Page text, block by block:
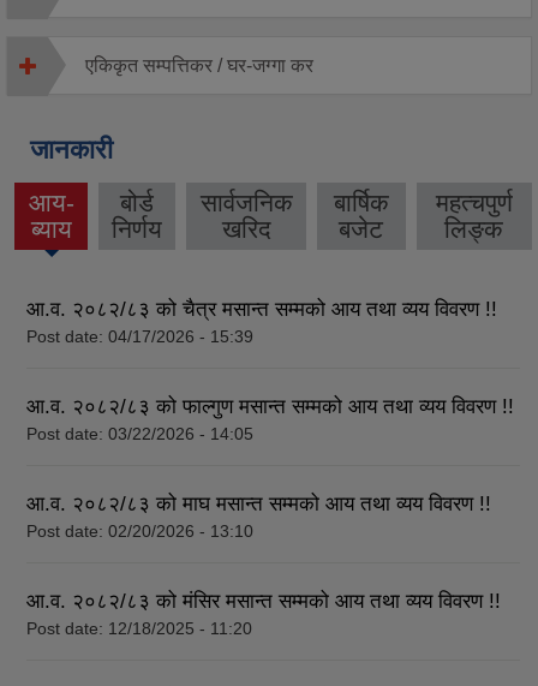
एकिकृत सम्पत्तिकर / घर-जग्गा कर
जानकारी
आय-
ब्याय
(active
tab)
बोर्ड
निर्णय
सार्वजनिक
खरिद
बार्षिक
बजेट
महत्चपुर्ण
लिङ्क
आ.व. २०८२/८३ को चैत्र मसान्त सम्मको आय तथा व्यय विवरण !!
Post date: 04/17/2026 - 15:39
आ.व. २०८२/८३ को फाल्गुण मसान्त सम्मको आय तथा व्यय विवरण !!
Post date: 03/22/2026 - 14:05
आ.व. २०८२/८३ को माघ मसान्त सम्मको आय तथा व्यय विवरण !!
Post date: 02/20/2026 - 13:10
आ.व. २०८२/८३ को मंसिर मसान्त सम्मको आय तथा व्यय विवरण !!
Post date: 12/18/2025 - 11:20